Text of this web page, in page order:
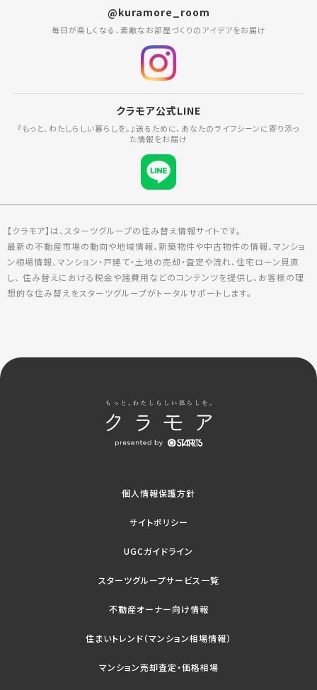
@kuramore_room
毎日が楽しくなる、素敵なお部屋づくりのアイデアをお届け
クラモア公式LINE
『もっと、わたしらしい暮らしを。』送るために、あなたのライフシーンに寄り添っ
た情報をお届け
【クラモア】は、スターツグループの住み替え情報サイトです。
最新の不動産市場の動向や地域情報、新築物件や中古物件の情報、マンショ
ン相場情報、マンション・戸建て・土地の売却・査定や流れ、住宅ローン見直
し、 住み替えにおける税金や諸費用などのコンテンツを提供し、お客様の理
想的な住み替えをスターツグループがトータルサポートします。
個人情報保護方針
サイトポリシー
UGCガイドライン
スターツグループサービス一覧
不動産オーナー向け情報
住まいトレンド（マンション相場情報）
マンション売却査定・価格相場